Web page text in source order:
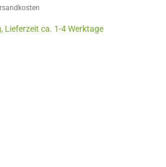
Lieferzeit ca. 1-4 Werktage